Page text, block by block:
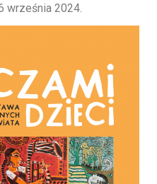
września 2024.